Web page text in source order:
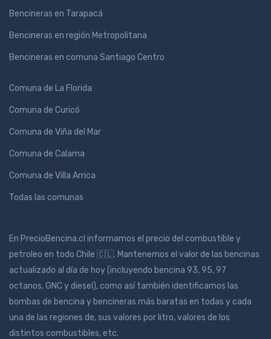
Bencineras en Tarapacá
Bencineras en región Metropolitana
Bencineras en comuna Santiago Centro
Comuna de La Florida
Comuna de Curicó
Comuna de Viña del Mar
Comuna de Calama
Comuna de Villa Arrica
Todas las comunas
En PrecioBencina.cl informamos el precio del combustible y
petroleo en todo Chile 🇨🇱. Mantenemos el valor de las bencinas
actualizado al día de hoy (incluyendo bencina 93, 95, 97
octanos, GNC y diesel), como así también identificamos las
bombas de bencina y bencineras más baratas en todas y cada
una de las regiones de, sus valores por litro, valores de los
distintos combustibles, etc.